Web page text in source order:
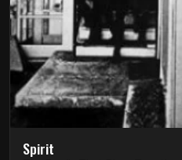
Spirit